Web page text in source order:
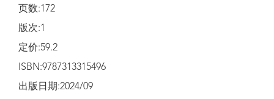
页数:172
版次:1
定价:59.2
ISBN:9787313315496
出版日期:2024/09